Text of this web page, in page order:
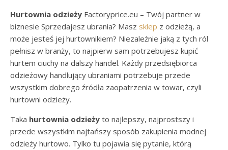
Hurtownia odzieży Factoryprice.eu – Twój partner w
biznesie Sprzedajesz ubrania? Masz sklep z odzieżą, a
może jesteś jej hurtownikiem? Niezależnie jaką z tych ról
pełnisz w branży, to najpierw sam potrzebujesz kupić
hurtem ciuchy na dalszy handel. Każdy przedsiębiorca
odzieżowy handlujący ubraniami potrzebuje przede
wszystkim dobrego źródła zaopatrzenia w towar, czyli
hurtowni odzieży.
Taka hurtownia odzieży to najlepszy, najprostszy i
przede wszystkim najtańszy sposób zakupienia modnej
odzieży hurtowo. Tylko tu pojawia się pytanie, którą